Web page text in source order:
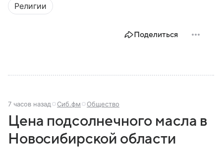
Религии
Поделиться
7 часов назад Сиб.фм Общество
Цена подсолнечного масла в
Новосибирской области